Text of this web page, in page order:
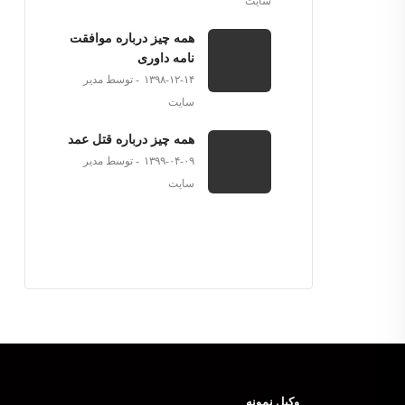
همه چیز درباره موافقت
نامه داوری
۱۳۹۸-۱۲-۱۴
توسط مدیر
سایت
همه چیز درباره قتل عمد
۱۳۹۹-۰۴-۰۹
توسط مدیر
سایت
وکیل نمونه